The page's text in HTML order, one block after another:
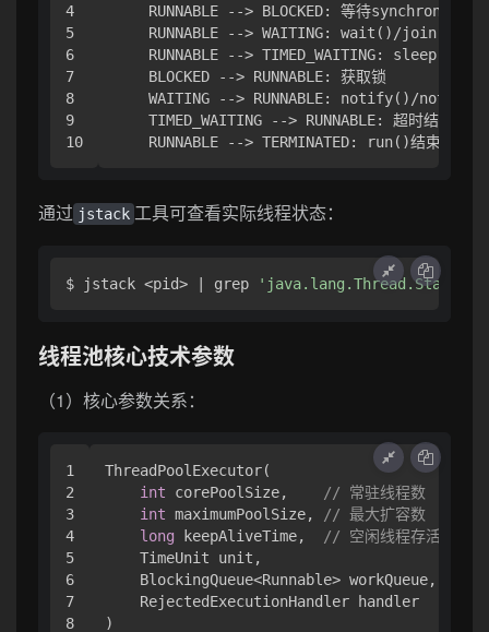
4
5
6
7
8
9
RUNNABLE --> BLOCKED: 等待synchronized
    RUNNABLE --> WAITING: wait()/join()
    RUNNABLE --> TIMED_WAITING: sleep(n)
    BLOCKED --> RUNNABLE: 获取锁
WAITING --> RUNNABLE: notify()/
    TIMED_WAITING --> RUNNABLE: 超时结束
通过 jstack 工具可查看实际线程状态：
$ jstack <pid> | grep 'java.lang.Thread.State'
线程池核心技术参数
（1）核心参数关系：
1
2
3
4
5
6
7
ThreadPoolExecutor(
int corePoolSize,
// 常驻线程数
int maximumPoolSize,
// 最大扩容数
long keepAliveTime,
// 空闲线程存活时间
    TimeUnit unit,
    BlockingQueue<Runnable> workQueue,
    RejectedExecutionHandler handler